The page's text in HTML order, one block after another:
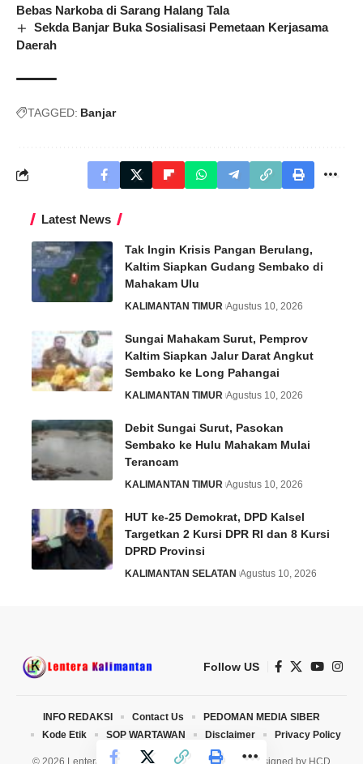
Bebas Narkoba di Sarang Halang Tala
Sekda Banjar Buka Sosialisasi Pemetaan Kerjasama
Daerah
TAGGED: Banjar
Latest News
Tak Ingin Krisis Pangan Berulang,
Kaltim Siapkan Gudang Sembako di
Mahakam Ulu
KALIMANTAN TIMUR Agustus 10, 2026
Sungai Mahakam Surut, Pemprov
Kaltim Siapkan Jalur Darat Angkut
Sembako ke Long Pahangai
KALIMANTAN TIMUR Agustus 10, 2026
Debit Sungai Surut, Pasokan
Sembako ke Hulu Mahakam Mulai
Terancam
KALIMANTAN TIMUR Agustus 10, 2026
HUT ke-25 Demokrat, DPD Kalsel
Targetkan 2 Kursi DPR RI dan 8 Kursi
DPRD Provinsi
KALIMANTAN SELATAN Agustus 10, 2026
Follow US
© 2026 Lentera Kalimantan. All Rights Reserved. Designed by HCD
INFO REDAKSI Contact Us
PEDOMAN MEDIA SIBER
Kode Etik
SOP WARTAWAN Disclaimer Privacy Policy